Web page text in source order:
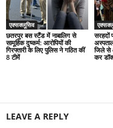
एक्सक्लूसिव
छतरपुर बस स्टैंड में नाबालिग से
सामूहिक दुष्कर्म: आरोपियों की
गिरफ्तारी के लिए पुलिस ने गठित कीं
8 टीमें
सरहदों
जिले से
कर
LEAVE A REPLY